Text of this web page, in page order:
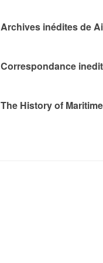
Archives inédites de
Correspondance
The History of